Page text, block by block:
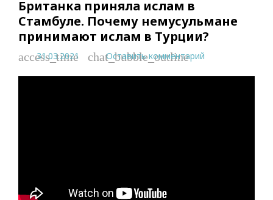
Британка приняла ислам в
Стамбуле. Почему немусульмане
принимают ислам в Турции?
access_time
31.03.2021 chat_bubble_outline
Оставить комментарий